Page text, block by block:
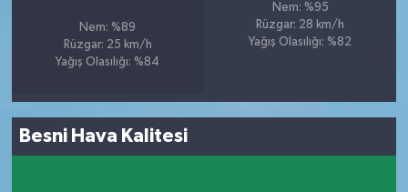
Nem: %89
Rüzgar: 25 km/h
Yağış Olasılığı: %84
Nem: %95
Rüzgar: 28 km/h
Yağış Olasılığı: %82
Besni Hava Kalitesi